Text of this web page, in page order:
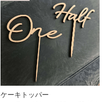
ケーキトッパー